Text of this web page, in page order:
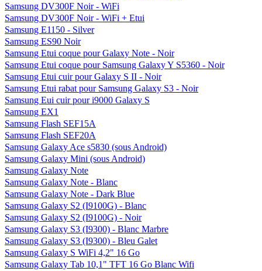
Samsung DV300F Noir - WiFi
Samsung DV300F Noir - WiFi + Etui
Samsung E1150 - Silver
Samsung ES90 Noir
Samsung Etui coque pour Galaxy Note - Noir
Samsung Etui coque pour Samsung Galaxy Y S5360 - Noir
Samsung Etui cuir pour Galaxy S II - Noir
Samsung Etui rabat pour Samsung Galaxy S3 - Noir
Samsung Eui cuir pour i9000 Galaxy S
Samsung EX1
Samsung Flash SEF15A
Samsung Flash SEF20A
Samsung Galaxy Ace s5830 (sous Android)
Samsung Galaxy Mini (sous Android)
Samsung Galaxy Note
Samsung Galaxy Note - Blanc
Samsung Galaxy Note - Dark Blue
Samsung Galaxy S2 (I9100G) - Blanc
Samsung Galaxy S2 (I9100G) - Noir
Samsung Galaxy S3 (I9300) - Blanc Marbre
Samsung Galaxy S3 (I9300) - Bleu Galet
Samsung Galaxy S WiFi 4,2" 16 Go
Samsung Galaxy Tab 10,1" TFT 16 Go Blanc Wifi